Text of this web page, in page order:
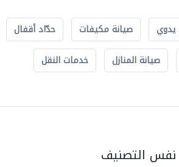
يدوي صيانة مكيفات حدّاد أقفال
صيانة المنازل خدمات النقل
نفس التصنيف